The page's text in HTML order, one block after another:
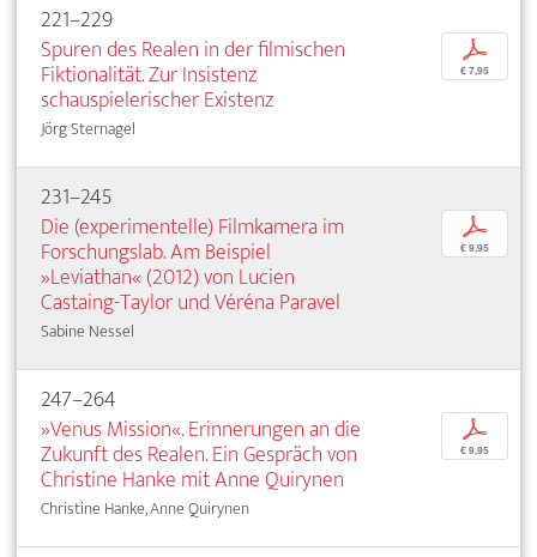
221–229
Spuren des Realen in der filmischen
Fiktionalität. Zur Insistenz
schauspielerischer Existenz
Jörg Sternagel
p
€ 7,95
231–245
Die (experimentelle) Filmkamera im
Forschungslab. Am Beispiel
»Leviathan« (2012) von Lucien
Castaing-Taylor und Véréna Paravel
Sabine Nessel
p
€ 9,95
247–264
»Venus Mission«. Erinnerungen an die
Zukunft des Realen. Ein Gespräch von
Christine Hanke mit Anne Quirynen
Christine Hanke, Anne Quirynen
p
€ 9,95